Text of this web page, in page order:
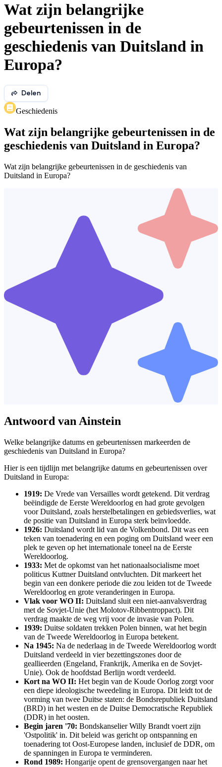
Wat zijn belangrijke
gebeurtenissen in de
geschiedenis van Duitsland in
Europa?
Delen
Geschiedenis
Wat zijn belangrijke gebeurtenissen in de
geschiedenis van Duitsland in Europa?
Wat zijn belangrijke gebeurtenissen in de geschiedenis van
Duitsland in Europa?
Antwoord van Ainstein
Welke belangrijke datums en gebeurtenissen markeerden de
geschiedenis van Duitsland in Europa?
Hier is een tijdlijn met belangrijke datums en gebeurtenissen over
Duitsland in Europa:
1919: De Vrede van Versailles wordt getekend. Dit verdrag
beëindigde de Eerste Wereldoorlog en had grote gevolgen
voor Duitsland, zoals herstelbetalingen en gebiedsverlies, wat
de positie van Duitsland in Europa sterk beïnvloedde.
1926: Duitsland wordt lid van de Volkenbond. Dit was een
teken van toenadering en een poging om Duitsland weer een
plek te geven op het internationale toneel na de Eerste
Wereldoorlog.
1933: Met de opkomst van het nationaalsocialisme moet
politicus Kuttner Duitsland ontvluchten. Dit markeert het
begin van een donkere periode die zou leiden tot de Tweede
Wereldoorlog en grote veranderingen in Europa.
Vlak voor WO II: Duitsland sluit een niet-aanvalsverdrag
met de Sovjet-Unie (het Molotov-Ribbentroppact). Dit
verdrag maakte de weg vrij voor de invasie van Polen.
1939: Duitse soldaten trekken Polen binnen, wat het begin
van de Tweede Wereldoorlog in Europa betekent.
Na 1945: Na de nederlaag in de Tweede Wereldoorlog wordt
Duitsland verdeeld in vier bezettingszones door de
geallieerden (Engeland, Frankrijk, Amerika en de Sovjet-
Unie). Ook de hoofdstad Berlijn wordt verdeeld.
Kort na WO II: Het begin van de Koude Oorlog zorgt voor
een diepe ideologische tweedeling in Europa. Dit leidt tot de
vorming van twee Duitse staten: de Bondsrepubliek Duitsland
(BRD) in het westen en de Duitse Democratische Republiek
(DDR) in het oosten.
Begin jaren '70: Bondskanselier Willy Brandt voert zijn
'Ostpolitik' in. Dit beleid was gericht op ontspanning en
toenadering tot Oost-Europese landen, inclusief de DDR, om
de spanningen in Europa te verminderen.
Rond 1989: Hongarije opent de grensovergangen naar het